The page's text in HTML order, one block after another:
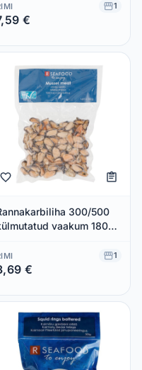
1
€
300/500
vaakum 180g
1
€